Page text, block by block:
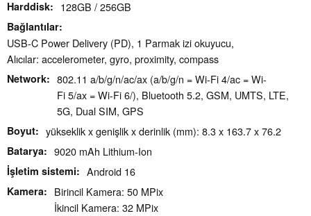
Harddisk 128GB / 256GB
Bağlantılar
USB-C Power Delivery (PD), 1 Parmak izi okuyucu,
Alıcılar: accelerometer, gyro, proximity, compass
Network
802.11 a/b/g/n/ac/ax (a/b/g/n = Wi-Fi 4/ac = Wi-
Fi 5/ax = Wi-Fi 6/), Bluetooth 5.2, GSM, UMTS, LTE,
5G, Dual SIM, GPS
Boyut yükseklik x genişlik x derinlik (mm): 8.3 x 163.7 x 76.2
Batarya 9020 mAh Lithium-Ion
İşletim sistemi Android 16
Kamera
Birincil Kamera: 50 MPix
İkincil Kamera: 32 MPix